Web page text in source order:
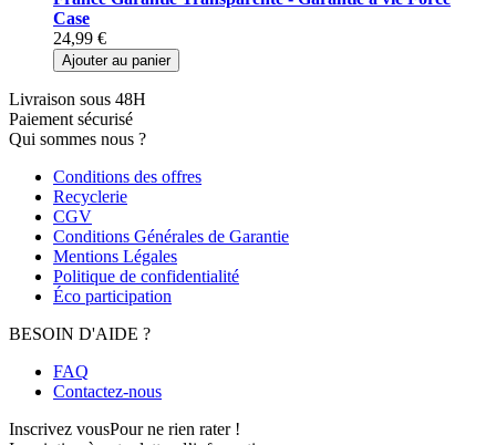
Case
24,99 €
Ajouter au panier
Livraison sous 48H
Paiement sécurisé
Qui sommes nous ?
Conditions des offres
Recyclerie
CGV
Conditions Générales de Garantie
Mentions Légales
Politique de confidentialité
Éco participation
BESOIN D'AIDE ?
FAQ
Contactez-nous
Inscrivez vousPour ne rien rater !